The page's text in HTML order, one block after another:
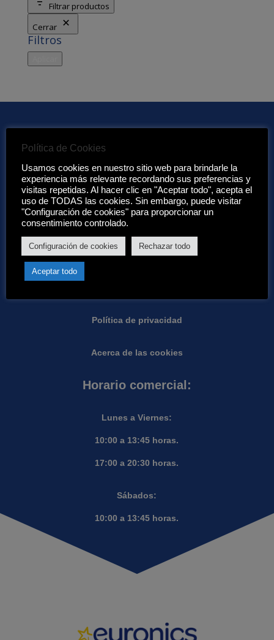
Filtrar productos
Cerrar
Filtros
Acerca de nosotros
Condiciones de Eurotenerife:
Condiciones generales
Política de privacidad
Acerca de las cookies
Horario comercial:
Lunes a Viernes:
10:00 a 13:45 horas.
17:00 a 20:30 horas.
Sábados:
10:00 a 13:45 horas.
Política de Cookies
Usamos cookies en nuestro sitio web para brindarle la
experiencia más relevante recordando sus preferencias y
visitas repetidas. Al hacer clic en "Aceptar todo", acepta el
uso de TODAS las cookies. Sin embargo, puede visitar
"Configuración de cookies" para proporcionar un
consentimiento controlado.
Configuración de cookies Rechazar todo
Aceptar todo